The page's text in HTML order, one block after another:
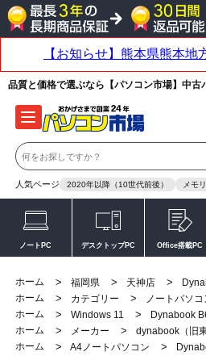
品質と価格で選ぶなら【パソコン市場】中古
人気ページ 2020年以降（10世代前後） メモ
ノートPC デスクトップPC Office搭載PC
ホーム > 福岡県 > 天神店 >
ホーム
> カテゴリー > ノートパソコ
ホーム
> Windows 11 >
Dynabook
ホーム
> メーカー > dynabook（旧東
ホーム
> A4ノートパソコン >